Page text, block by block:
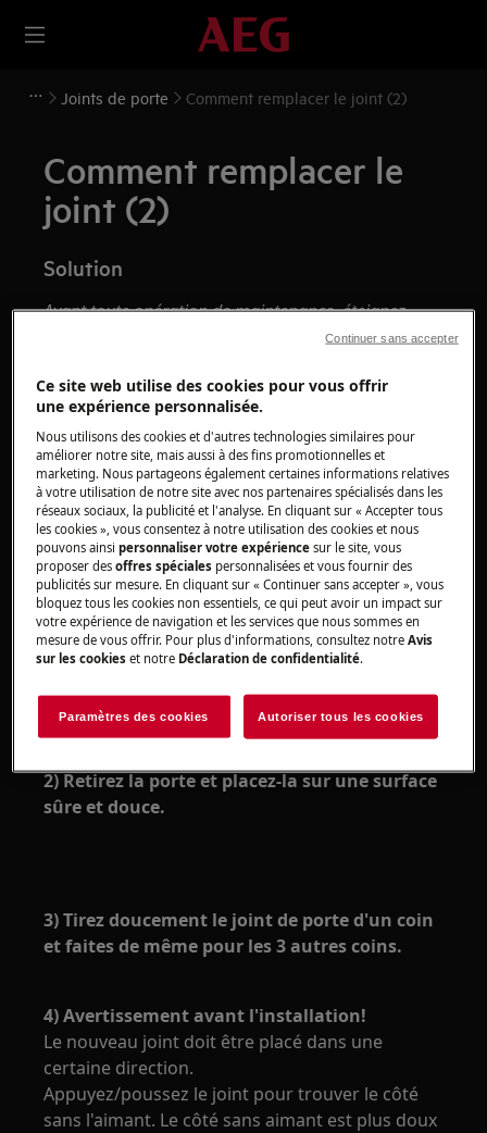
Joints de porte Comment remplacer le joint (2)
Comment remplacer le
joint (2)
Solution
Avant toute opération de maintenance, éteignez
l'appareil et débranchez la fiche secteur de laprise.
Faites toujours attention lorsque vous déplacez des
appareils, pour les appareils lourds, il faut deux
personnes pour le déplacer.
Utilisez toujours des gants de sécurité et des
chaussures fermées.
Veuillez noter que l'auto-réparation ou la réparation
non professionnelle peut avoir des conséquences sur
la sécurité si elle n'est pas effectuée correctement.
COMMENT REMPLACER LE JOINT?
deux côtés
2) Retirez la porte et placez-la sur une surface
sûre et douce.
3) Tirez doucement le joint de porte d'un coin
et faites de même pour les 3 autres coins.
4) Avertissement avant l'installation!
Le nouveau joint doit être placé dans une
certaine direction.
Appuyez/poussez le joint pour trouver le côté
sans l'aimant. Le côté sans aimant est plus doux
Ce site web utilise des cookies pour vous offrir
une expérience personnalisée.
Nous utilisons des cookies et d'autres technologies similaires pour
améliorer notre site, mais aussi à des fins promotionnelles et
marketing. Nous partageons également certaines informations relatives
à votre utilisation de notre site avec nos partenaires spécialisés dans les
réseaux sociaux, la publicité et l'analyse. En cliquant sur « Accepter tous
les cookies », vous consentez à notre utilisation des cookies et nous
pouvons ainsipersonnaliser votre expériencesur le site, vous
proposer desoffres spéciales personnalisées et vous fournir des
publicités sur mesure. En cliquant sur « Continuer sans accepter », vous
bloquez tous les cookies non essentiels, ce qui peut avoir un impact sur
votre expérience de navigation et les services que nous sommes en
mesure de vous offrir. Pour plus d'informations, consultez notreAvis
sur les cookies et notre Déclaration de confidentialité.
Paramètres des cookies Autoriser tous les cookies
Continuer sans accepter